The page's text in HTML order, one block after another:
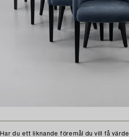
Har du ett liknande föremål du vill få